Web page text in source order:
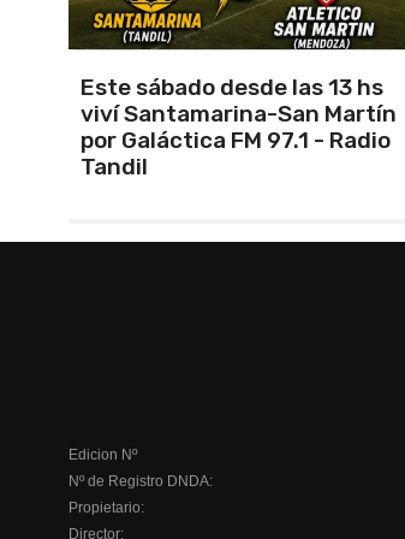
Vuelve el torneo oficial de
hockey
Edicion Nº
Nº de Registro DNDA:
Propietario:
Director: